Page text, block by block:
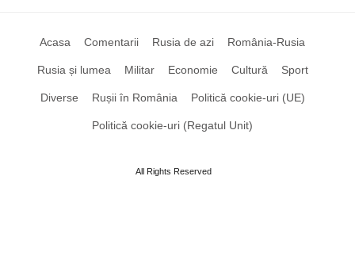
Acasa Comentarii Rusia de azi România-Rusia
Rusia și lumea Militar Economie Cultură Sport
Diverse Rușii în România Politică cookie-uri (UE)
Politică cookie-uri (Regatul Unit)
All Rights Reserved